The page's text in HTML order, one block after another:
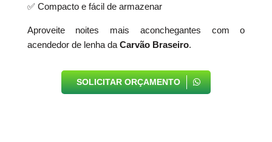
✅ Compacto e fácil de armazenar
Aproveite noites mais aconchegantes com o
acendedor de lenha da Carvão Braseiro.
SOLICITAR ORÇAMENTO